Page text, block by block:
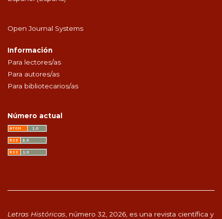
Open Journal Systems
Información
Para lectores/as
Para autores/as
Para bibliotecarios/as
Número actual
Letras Históricas , número 32, 2026, es una revista científica y